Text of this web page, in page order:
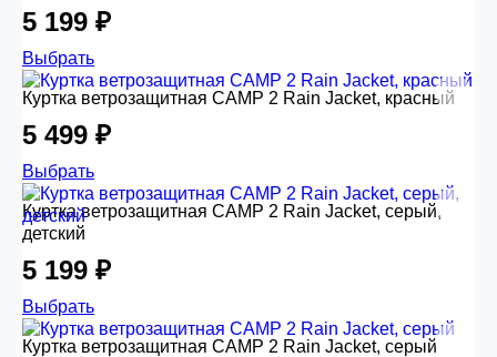
5 199 ₽
Выбрать
Куртка ветрозащитная CAMP 2 Rain Jacket, красный
5 499 ₽
Выбрать
Куртка ветрозащитная CAMP 2 Rain Jacket, серый,
детский
5 199 ₽
Выбрать
Куртка ветрозащитная CAMP 2 Rain Jacket, серый